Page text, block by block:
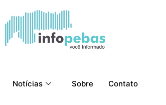
Notícias Sobre Contato